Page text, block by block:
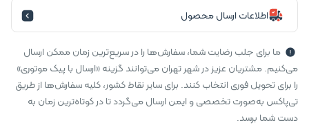
اطلاعات ارسال محصول
ما برای جلب رضایت شما، سفارش‌ها را در سریع‌ترین زمان ممکن ارسال
می‌کنیم. مشتریان عزیز در شهر تهران می‌توانند گزینه «ارسال با پیک موتوری»
را برای تحویل فوری انتخاب کنند. برای سایر نقاط کشور، کلیه سفارش‌ها از طریق
تی‌پاکس به‌صورت تخصصی و ایمن ارسال می‌گردد تا در کوتاه‌ترین زمان به
دست شما برسد.